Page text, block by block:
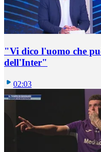
"Vi dico l'uomo che
dell'Inter"
02:03